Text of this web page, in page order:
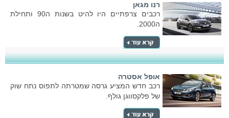
רנו מגאן
רכבים צרפתיים היו להיט בשנות ה90 ותחילת
ה2000.
אופל אסטרה
רכב חדש המציע גרסה שמטרתה לתפוס נתח שוק
של פלקסווגן גולף.